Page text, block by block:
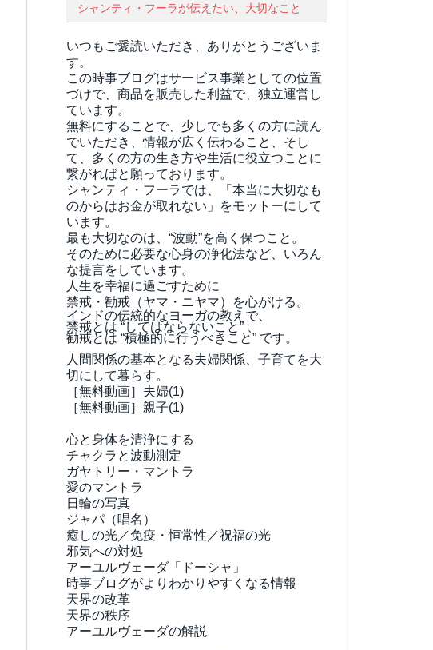
シャンティ・フーラが伝えたい、大切なこと
いつもご愛読いただき、ありがとうございま
す。
この時事ブログはサービス事業としての位置
づけで、商品を販売した利益で、独立運営し
ています。
無料にすることで、少しでも多くの方に読ん
でいただき、情報が広く伝わること、そし
て、 多くの方の生き方や生活に役立つことに
繋がればと願っております。
シャンティ・フーラでは、「本当に大切なも
のからはお金が取れない」をモットーにして
います。
最も大切なのは、“波動”を高く保つこと。
そのために必要な心身の浄化法など、いろん
な提言をしています。
人生を幸福に過ごすために
禁戒・勧戒（ヤマ・ニヤマ）を心がける。
インドの伝統的なヨーガの教えで、
禁戒とは “してはならないこと” 、
勧戒とは “積極的に行うべきこと” です。
人間関係の基本となる夫婦関係、子育てを大
切にして暮らす。
［無料動画］夫婦(1)
［無料動画］親子(1)
心と身体を清浄にする
チャクラと波動測定
ガヤトリー・マントラ
愛のマントラ
日輪の写真
ジャパ（唱名）
癒しの光／免疫・恒常性／祝福の光
邪気への対処
アーユルヴェーダ「ドーシャ」
時事ブログがよりわかりやすくなる情報
天界の改革
天界の秩序
アーユルヴェーダの解説